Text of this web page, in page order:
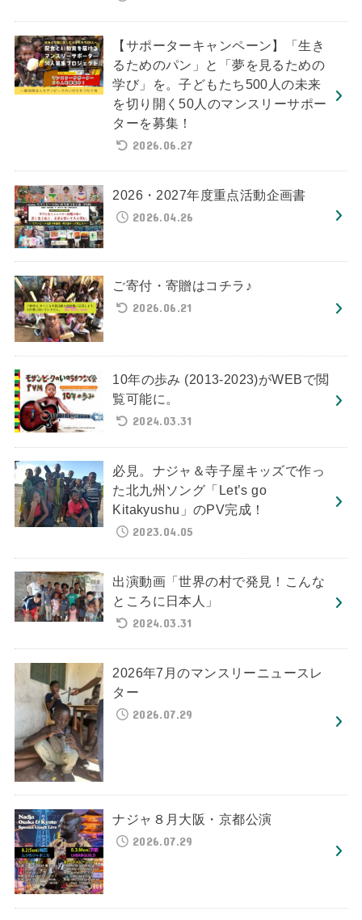
【サポーターキャンペーン】「生き
るためのパン」と「夢を見るための
学び」を。子どもたち500人の未来
を切り開く50人のマンスリーサポー
ターを募集！
2026.06.27
2026・2027年度重点活動企画書
2026.04.26
ご寄付・寄贈はコチラ♪
2026.06.21
10年の歩み (2013-2023)がWEBで閲
覧可能に。
2024.03.31
必見。ナジャ＆寺子屋キッズで作っ
た北九州ソング「Let’s go
Kitakyushu」のPV完成！
2023.04.05
出演動画「世界の村で発見！こんな
ところに日本人」
2024.03.31
2026年7月のマンスリーニュースレ
ター
2026.07.29
ナジャ８月大阪・京都公演
2026.07.29